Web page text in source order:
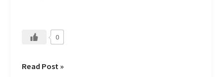
0
Read Post »